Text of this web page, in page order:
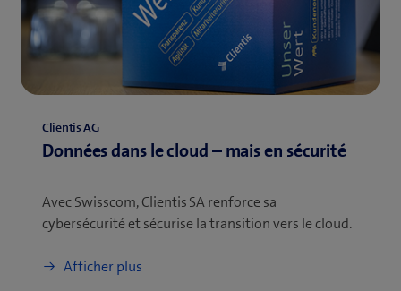
Clientis AG
Données dans le cloud – mais en sécurité
Avec Swisscom, Clientis SA renforce sa
cybersécurité et sécurise la transition vers le cloud.
Afficher plus